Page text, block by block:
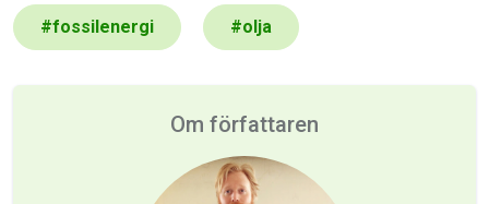
#fossilenergi #olja
Om författaren